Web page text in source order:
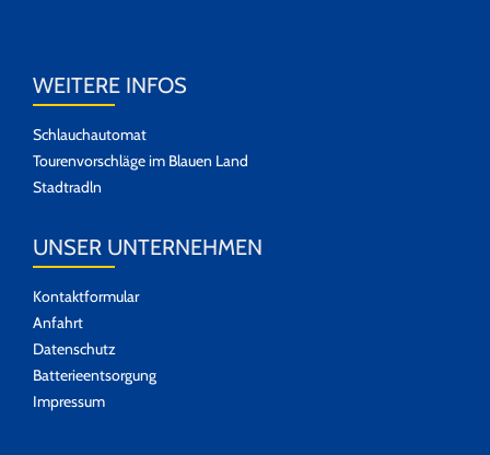
WEITERE INFOS
Schlauchautomat
Tourenvorschläge im Blauen Land
Stadtradln
UNSER UNTERNEHMEN
Kontaktformular
Anfahrt
Datenschutz
Batterieentsorgung
Impressum